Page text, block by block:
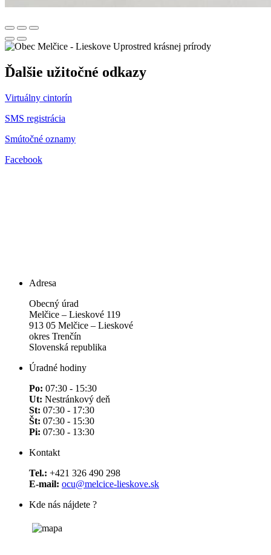
Uprostred krásnej prírody
Ďalšie užitočné odkazy
Virtuálny cintorín
SMS registrácia
Smútočné oznamy
Facebook
Adresa
Obecný úrad
Melčice – Lieskové 119
913 05 Melčice – Lieskové
okres Trenčín
Slovenská republika
Úradné hodiny
Po: 07:30 - 15:30
Ut: Nestránkový deň
St: 07:30 - 17:30
Št: 07:30 - 15:30
Pi: 07:30 - 13:30
Kontakt
Tel.: +421 326 490 298
E-mail: ocu@melcice-lieskove.sk
Kde nás nájdete ?